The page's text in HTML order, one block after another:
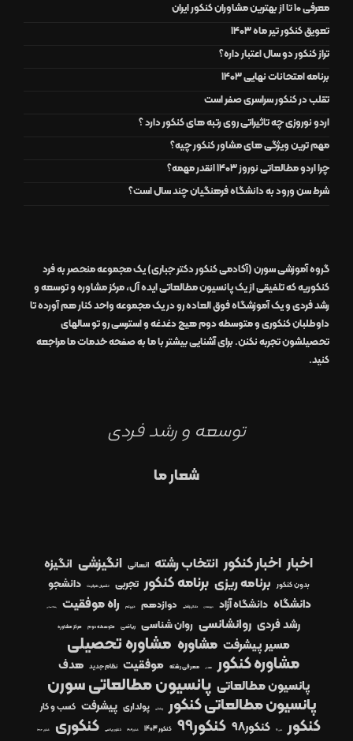
معرفی 10 تا از بهترین مشاوران کنکور ایران
تعویق کنکور تیر ماه 1403
تراز کنکور دو سال اعتبار داره؟
برنامه امتحانات نهایی 1403
تقلب در کنکور سراسری صفر است
اردو نوروزی چه تاثیراتی روی رتبه های کنکور دارد ؟
مهم ترین ویژگی های مشاور کنکور چیه؟
چرا اردو مطالعاتی نوروز 1403 انقدر مهمه؟
شرط سن ورود به دانشگاه فرهنگیان چند سال است؟
گروه آموزشی سورن (آکادمی کنکور دکتر جباری)یک مجموعه منحصر به فرد
کنکوریه که تلفیقی از یکپانسیون مطالعاتیایده آل،مرکز مشاوره و توسعه و
رشدفردیو یکآموزشگاهفوق العادهرو دریک مجموعه واحدکنار هم آورده تا
داوطلبان کنکوری و متوسطه دوم هیچ دغدغه و استرسی رو تو سالهای
تحصیلشون تجربه نکنن. برای آشنایی بیشتر با ما به صفحهخدمات مامراجعه
کنید.
توسعه و رشد فردی
شعار ما
اخبار اخبار کنکور انتخاب رشته انسانی انگیزشی انگیزه
بدون کنکور برنامه ریزی برنامه کنکور تجربی تکمیل ظرفیت دانشجو
دانشگاه دانشگاه آزاد دبیرستان دندانپزشکی دوازدهم دیپلم راه موفقیت رشته انسانی
رشد فردی روانشانسی روان شناسی ریاضی متوسطه دوم مرکز مشاوره
مسیر پیشرفت مشاوره مشاوره تحصیلی
مشاوره کنکور
معدل معرفی رشته موفقیت نظام جدید هدف
پانسیون مطالعاتی پانسیون مطالعاتی سورن
پانسیون مطالعاتی کنکور پزشکی پولداری پیشرفت کسب و کار
کنکور کنکور97 کنکور98 کنکور99 کنکور 1403 کنکور1404 کنکور ریاضی کنکوری کنکور ۱۴۰۲